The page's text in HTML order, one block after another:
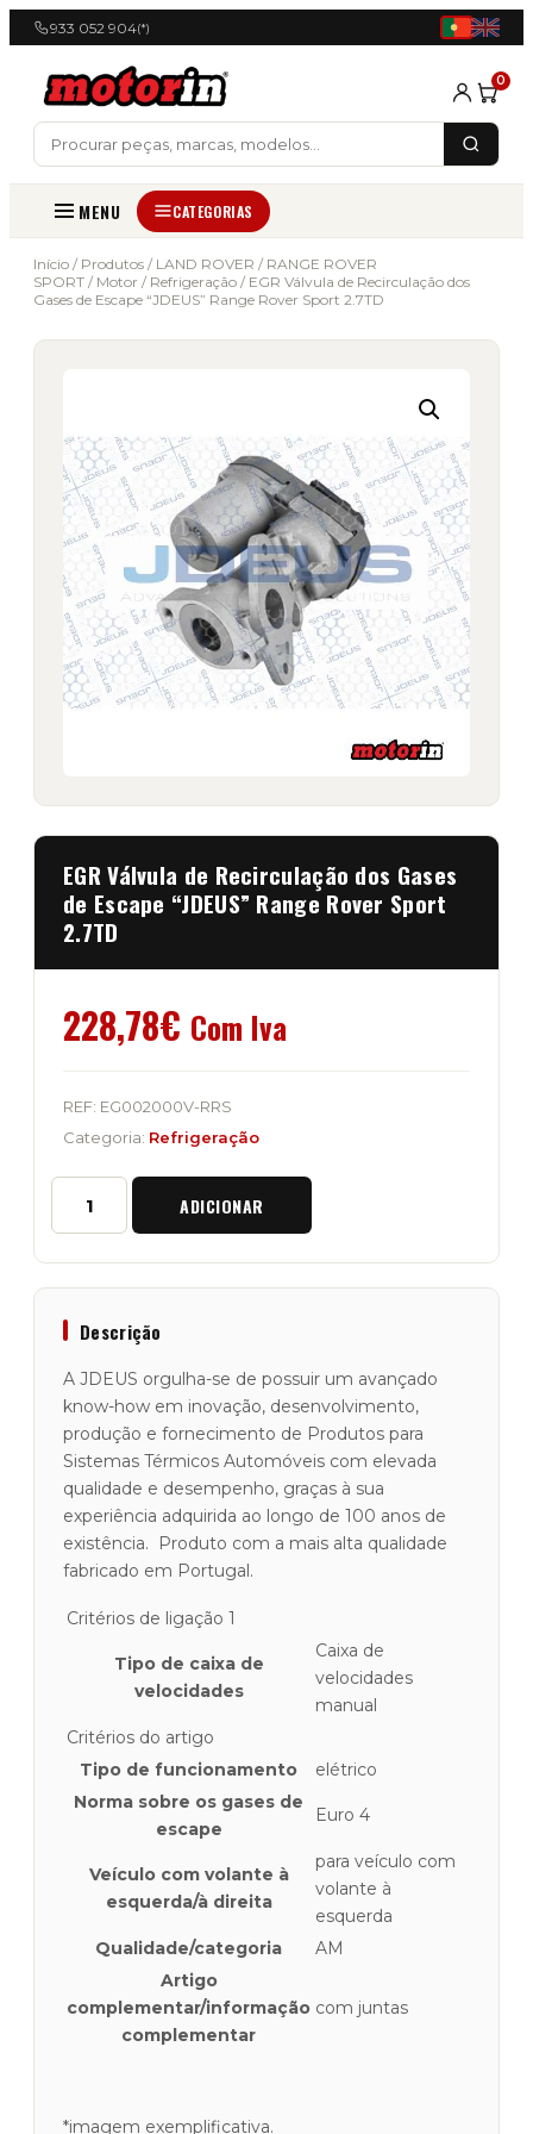
933 052 904(*)
0
MENU CATEGORIAS
Início / Produtos / LAND ROVER / RANGE ROVER
SPORT / Motor / Refrigeração / EGR Válvula de Recirculação dos
Gases de Escape “JDEUS” Range Rover Sport 2.7TD
EGR Válvula de Recirculação dos Gases
de Escape “JDEUS” Range Rover Sport
2.7TD
228,78€ Com Iva
REF: EG002000V-RRS
Categoria: Refrigeração
Quantidade
EGR
dos
Gases
de
Escape
"JDEUS"
Range
Rover
Sport
2.7TD
ADICIONAR
Descrição
A JDEUS orgulha-se de possuir um avançado
know-how em inovação, desenvolvimento,
produção e fornecimento de Produtos para
Sistemas Térmicos Automóveis com elevada
qualidade e desempenho, graças à sua
experiência adquirida ao longo de 100 anos de
existência. Produto com a mais alta qualidade
fabricado em Portugal.
Critérios de ligação 1
Tipo de caixa de
velocidades
Caixa de
velocidades
manual
Critérios do artigo
Tipo de funcionamento
elétrico
Norma sobre os gases de
escape
Euro 4
Veículo com volante à
esquerda/à direita
para veículo com
volante à
esquerda
Qualidade/categoria
AM
Artigo
complementar/informação
complementar
com juntas
*imagem exemplificativa.